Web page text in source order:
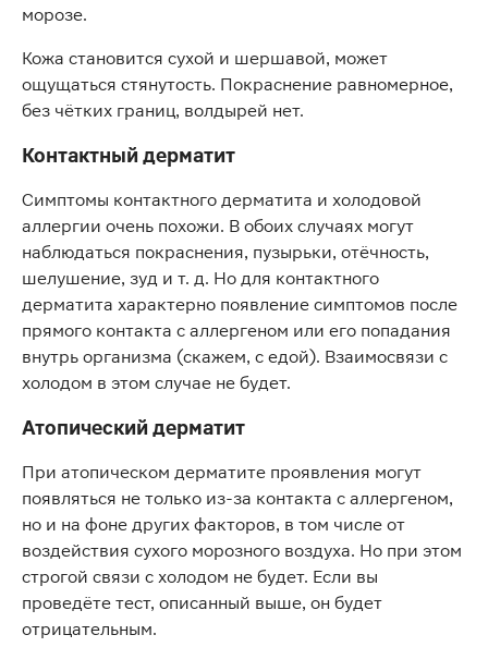
морозе.
Кожа становится сухой и шершавой, может
ощущаться стянутость. Покраснение равномерное,
без чётких границ, волдырей нет.
Контактный дерматит
Симптомы контактного дерматита и холодовой
аллергии очень похожи. В обоих случаях могут
наблюдаться покраснения, пузырьки, отёчность,
шелушение, зуд и т. д. Но для контактного
дерматита характерно появление симптомов после
прямого контакта с аллергеном или его попадания
внутрь организма (скажем, с едой). Взаимосвязи с
холодом в этом случае не будет.
Атопический дерматит
При атопическом дерматите проявления могут
появляться не только из-за контакта с аллергеном,
но и на фоне других факторов, в том числе от
воздействия сухого морозного воздуха. Но при этом
строгой связи с холодом не будет. Если вы
проведёте тест, описанный выше, он будет
отрицательным.